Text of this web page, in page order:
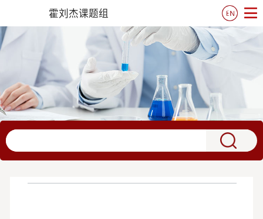
霍刘杰课题组